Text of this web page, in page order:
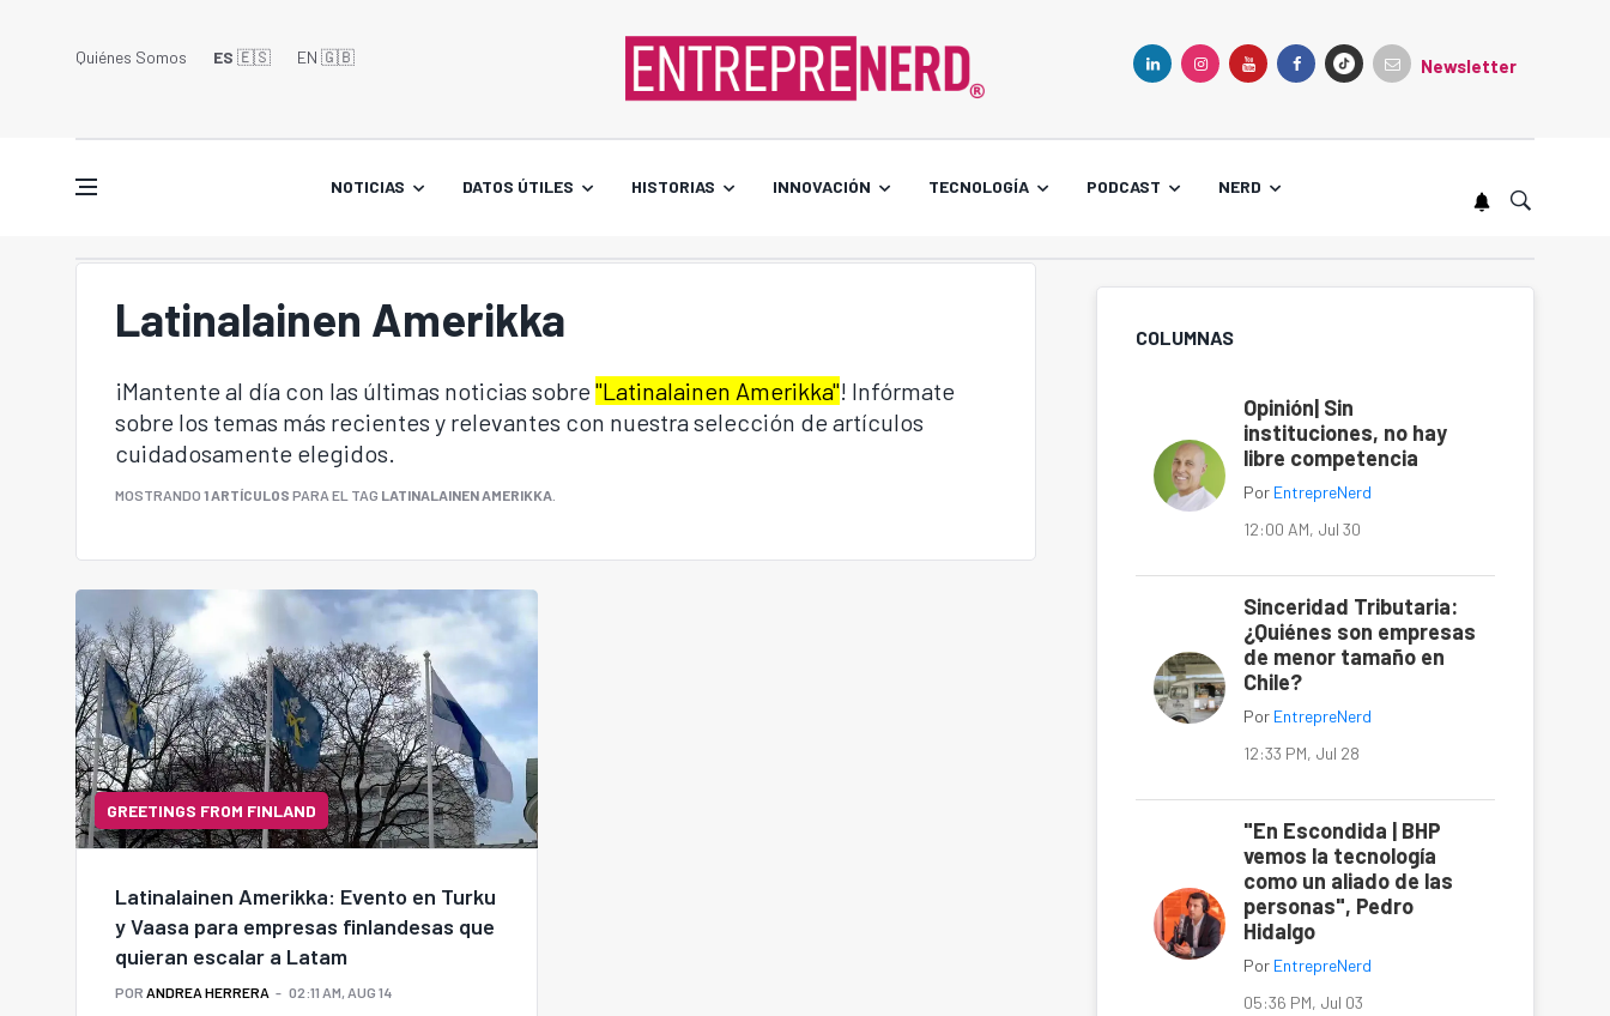
Quiénes Somos ES 🇪🇸 EN 🇬🇧󠁢󠁥󠁮󠁧󠁿 Newsletter
NOTICIAS DATOS ÚTILES HISTORIAS INNOVACIÓN TECNOLOGÍA PODCAST NERD
Latinalainen Amerikka
¡Mantente al día con las últimas noticias sobre "Latinalainen Amerikka"! Infórmate
sobre los temas más recientes y relevantes con nuestra selección de artículos
cuidadosamente elegidos.
MOSTRANDO 1 ARTÍCULOS PARA EL TAG LATINALAINEN AMERIKKA
GREETINGS FROM FINLAND
Latinalainen Amerikka: Evento en Turku
y Vaasa para empresas finlandesas que
quieran escalar a Latam
POR ANDREA HERRERA 02:11 AM, AUG 14
COLUMNAS
Opinión| Sin
instituciones, no hay
libre competencia
Por EntrepreNerd
12:00 AM, Jul 30
Sinceridad Tributaria:
¿Quiénes son empresas
de menor tamaño en
Chile?
Por EntrepreNerd
12:33 PM, Jul 28
"En Escondida | BHP
vemos la tecnología
como un aliado de las
personas", Pedro
Hidalgo
Por EntrepreNerd
05:36 PM, Jul 03